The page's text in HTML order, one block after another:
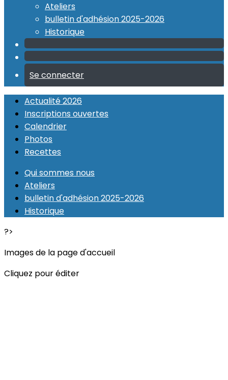
Ateliers
bulletin d'adhésion 2025-2026
Historique
Se connecter
Actualité 2026
Inscriptions ouvertes
Calendrier
Photos
Recettes
Qui sommes nous
Ateliers
bulletin d'adhésion 2025-2026
Historique
?>
Images de la page d'accueil
Cliquez pour éditer